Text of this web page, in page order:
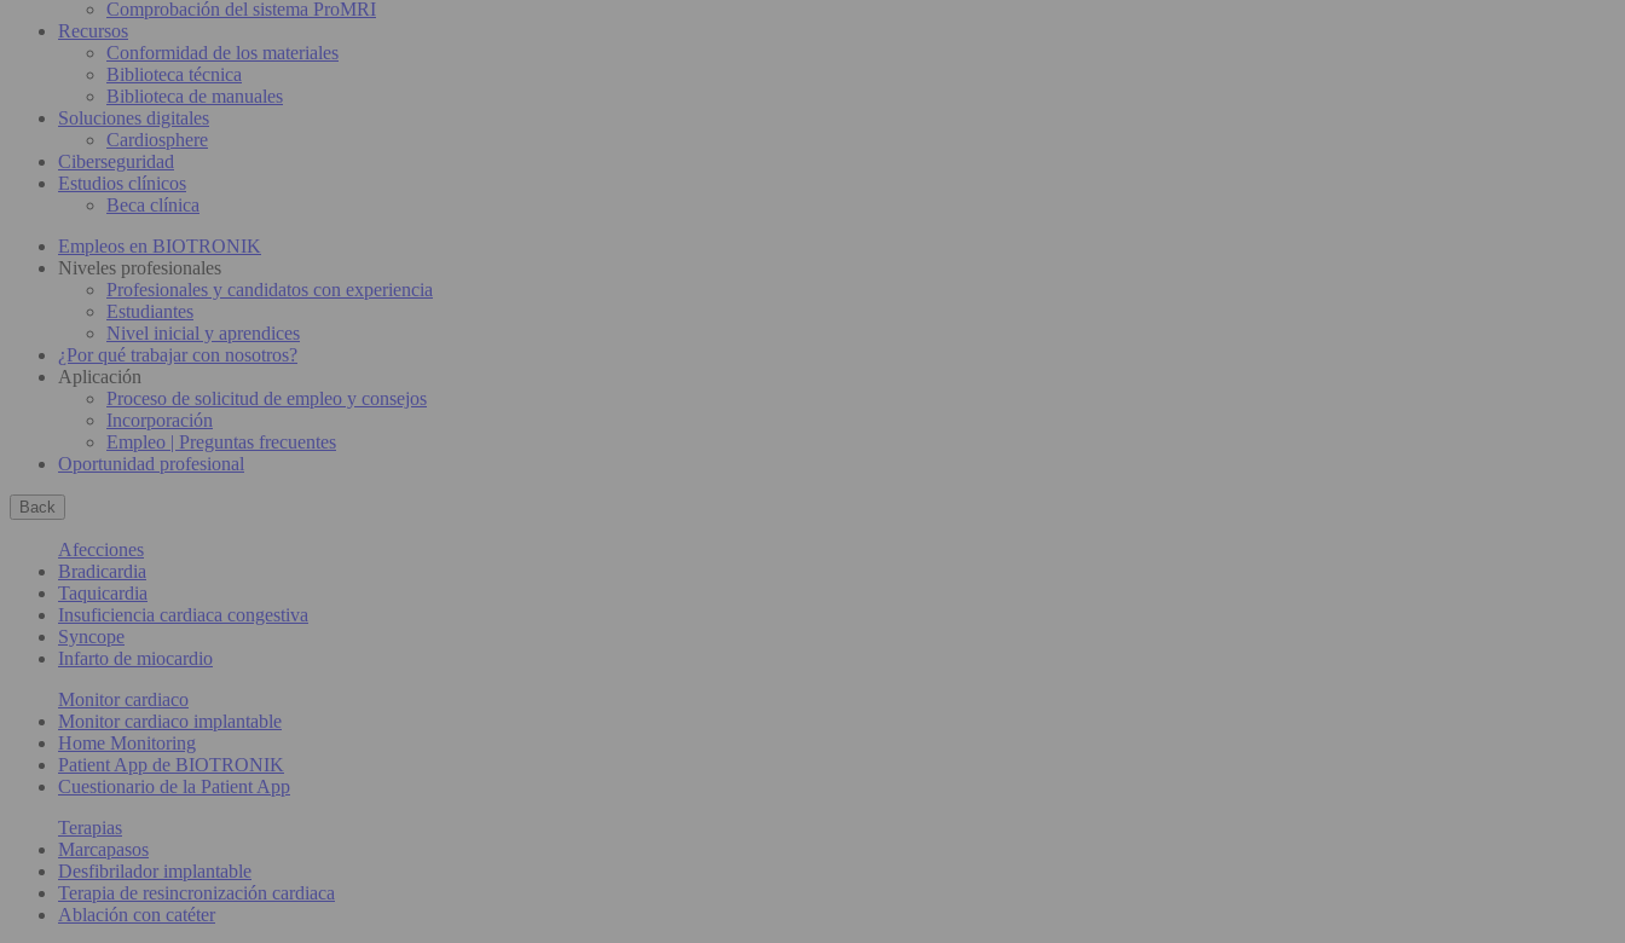
Comprobación del sistema ProMRI
Recursos
Conformidad de los materiales
Biblioteca técnica
Biblioteca de manuales
Soluciones digitales
Cardiosphere
Ciberseguridad
Estudios clínicos
Beca clínica
Empleos en BIOTRONIK
Niveles profesionales
Profesionales y candidatos con experiencia
Estudiantes
Nivel inicial y aprendices
¿Por qué trabajar con nosotros?
Aplicación
Proceso de solicitud de empleo y consejos
Incorporación
Empleo | Preguntas frecuentes
Oportunidad profesional
Back
Afecciones
Bradicardia
Taquicardia
Insuficiencia cardiaca congestiva
Syncope
Infarto de miocardio
Monitor cardiaco
Monitor cardiaco implantable
Home Monitoring
Patient App de BIOTRONIK
Cuestionario de la Patient App
Terapias
Marcapasos
Desfibrilador implantable
Terapia de resincronización cardiaca
Ablación con catéter